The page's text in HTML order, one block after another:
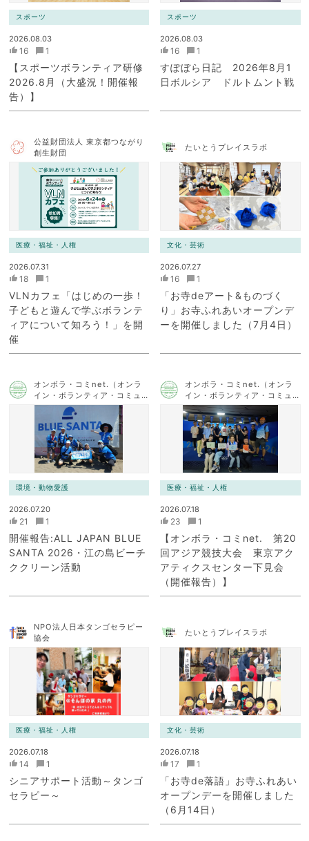
スポーツ
2026.08.03
16 1
【スポーツボランティア研修
2026.8月（大盛況！開催報
告）】
スポーツ
2026.08.03
16 1
すぽぼら日記 2026年8月1
日ボルシア ドルトムント戦
公益財団法人 東京都つながり
創生財団
医療・福祉・人権
2026.07.31
18 1
VLNカフェ「はじめの一歩！
子どもと遊んで学ぶボランテ
ィアについて知ろう！」を開
催
たいとうプレイスラボ
文化・芸術
2026.07.27
16 1
「お寺deアート&ものづく
り」お寺ふれあいオープンデ
ーを開催しました（7月4日）
オンボラ・コミnet.（オンラ
イン・ボランティア・コミュ
ニケーション・ネットワー
環境・動物愛護
2026.07.20
21 1
開催報告:ALL JAPAN BLUE
SANTA 2026・江の島ビーチ
ククリーン活動
オンボラ・コミnet.（オンラ
イン・ボランティア・コミュ
ニケーション・ネットワー
ク）
医療・福祉・人権
2026.07.18
23 1
【オンボラ・コミnet. 第20
回アジア競技大会 東京アク
アティクスセンター下見会
（開催報告）】
NPO法人日本タンゴセラピー
協会
医療・福祉・人権
2026.07.18
14 1
シニアサポート活動～タンゴ
セラピー～
たいとうプレイスラボ
文化・芸術
2026.07.18
17 1
「お寺de落語」お寺ふれあい
オープンデーを開催しました
（6月14日）